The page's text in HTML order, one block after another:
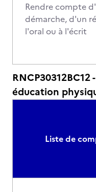
Rendre compte
démarche, d'un
l'oral ou à l'écrit
éducation
Liste de